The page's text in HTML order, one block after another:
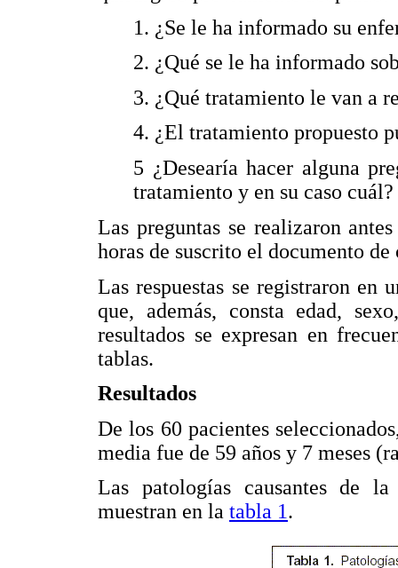
1. ¿Se le ha informado su
2. ¿Qué se le ha informado
3. ¿Qué tratamiento le van a
4. ¿El tratamiento propuesto
5 ¿Desearía hacer alguna
tratamiento y en su caso cuál?
Las preguntas se realizaron
horas de suscrito el documento
Las respuestas se registraron
que, además, consta edad,
resultados se expresan en
tablas.
Resultados
De los 60 pacientes
media fue de 59 años y 7 meses
Las patologías causantes de
muestran en la tabla 1.